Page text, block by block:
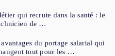
qui recrute dans la santé : le
de …
du portage salarial qui
tout pour les …